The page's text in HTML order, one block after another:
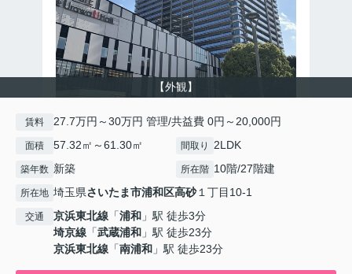
【外観】
賃料 27.7万円～30万円 管理/共益費 0円～20,000円
面積 57.32㎡～61.30㎡ 間取り 2LDK
築年数 新築 所在階 10階/27階建
所在地 埼玉県さいたま市浦和区高砂１丁目10-1
交通 京浜東北線 「浦和 」駅 徒歩3分
埼京線 「武蔵浦和 」駅 徒歩23分
京浜東北線 「南浦和 」駅 徒歩23分